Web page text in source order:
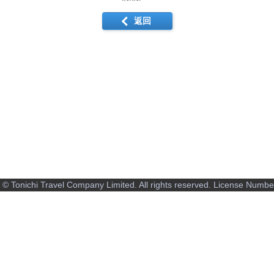
返回
Tonichi Travel Company Limited. All rights reserved. License